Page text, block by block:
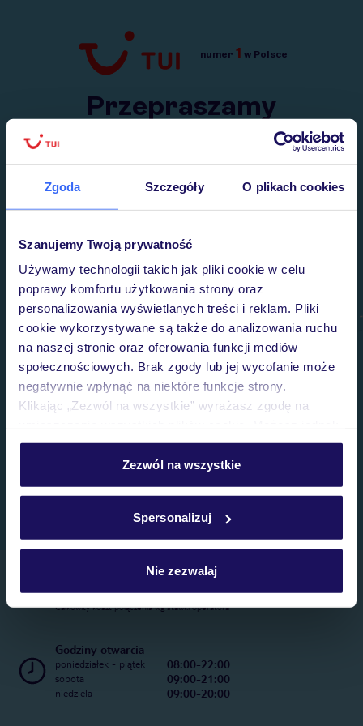
Zgoda Szczegóły O plikach cookies
Szanujemy Twoją prywatność
Używamy technologii takich jak pliki cookie w celu
poprawy komfortu użytkowania strony oraz
personalizowania wyświetlanych treści i reklam. Pliki
cookie wykorzystywane są także do analizowania ruchu
na naszej stronie oraz oferowania funkcji mediów
społecznościowych. Brak zgody lub jej wycofanie może
negatywnie wpłynąć na niektóre funkcje strony.
Klikając „Zezwól na wszystkie” wyrażasz zgodę na
personalizować swój wybór wchodząc w zakładkę
Szczegółowe informacje o plikach cookie znajdziesz
Zezwól na wszystkie
Spersonalizuj
Nie zezwalaj
Przejdź do TUI.pl
numer 1 w Polsce
Przepraszamy
Wysłaliśmy nasz serwis na krótkie wakacje.
Telefoniczne Centrum Rezerwacji
22 270 31 20
Całkowity koszt połączenia wg stawki operatora
Godziny otwarcia
poniedziałek - piątek 08:00-22:00
sobota 09:00-21:00
niedziela 09:00-20:00